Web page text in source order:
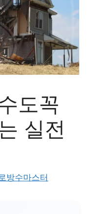
도꼭
실전
방수마스터